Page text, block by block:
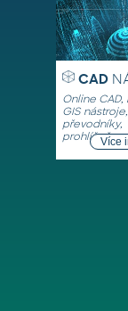
CAD
Online CAD,
GIS nástroje,
převodníky,
prohlížeče
Více